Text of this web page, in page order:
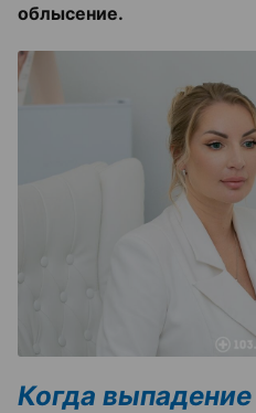
облысение.
Когда